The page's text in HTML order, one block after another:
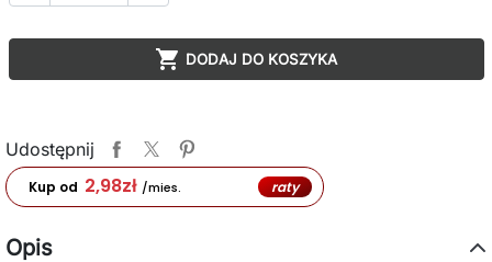
 DODAJ DO KOSZYKA
Udostępnij
Kup od 2,98zł /mies. raty
Opis